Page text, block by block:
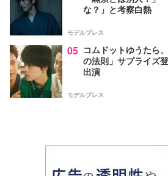
な？」と考察白熱
モデルプレス
05 コムドットゆうたら
の法則」サプライズ
出演
モデルプレス